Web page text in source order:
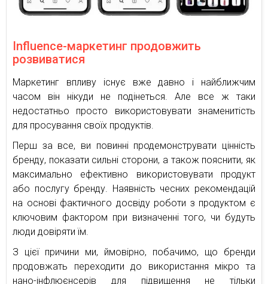
Influence-маркетинг продовжить
розвиватися
Маркетинг впливу існує вже давно і найближчим
часом він нікуди не подінеться. Але все ж таки
недостатньо просто використовувати знаменитість
для просування своїх продуктів.
Перш за все, ви повинні продемонструвати цінність
бренду, показати сильні сторони, а також пояснити, як
максимально ефективно використовувати продукт
або послугу бренду. Наявність чесних рекомендацій
на основі фактичного досвіду роботи з продуктом є
ключовим фактором при визначенні того, чи будуть
люди довіряти їм.
З цієї причини ми, ймовірно, побачимо, що бренди
продовжать переходити до використання мікро та
нано-інфлюєнсерів для підвищення не тільки